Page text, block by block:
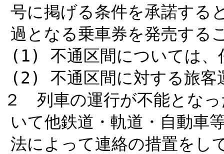
号に掲げる条件を承諾する
過となる乗車券を発売する
(1) 不通区間については、
(2) 不通区間に対する旅客
２ 列車の運行が不能とな
いて他鉄道・軌道・自動車
法によって連絡の措置をし